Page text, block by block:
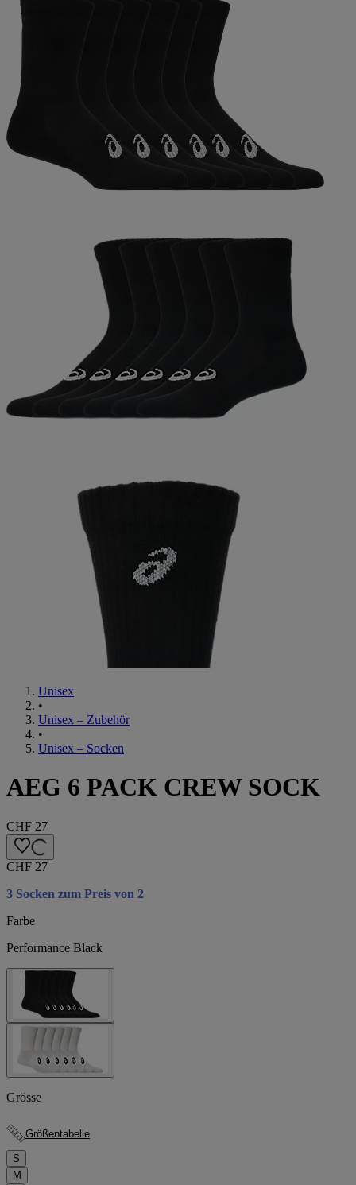
Unisex
•
Unisex – Zubehör
•
Unisex – Socken
AEG 6 PACK CREW SOCK
CHF 27
CHF 27
3 Socken zum Preis von 2
Farbe
Performance Black
Grösse
Größentabelle
S
M